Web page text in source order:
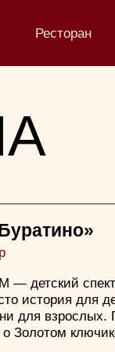
Ресторан
— детский
история для
для взрослых.
о Золотом